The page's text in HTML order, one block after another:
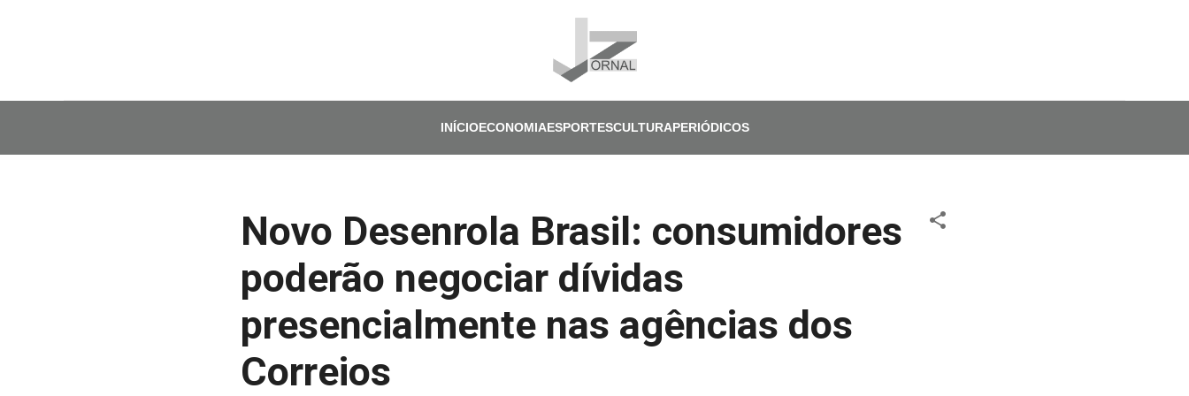
Pular para o conteúdo principal
Novo Desenrola Brasil: consumidores
poderão negociar dívidas
presencialmente nas agências dos
Correios
INÍCIOECONOMIAESPORTESCULTURAPERIÓDICOS